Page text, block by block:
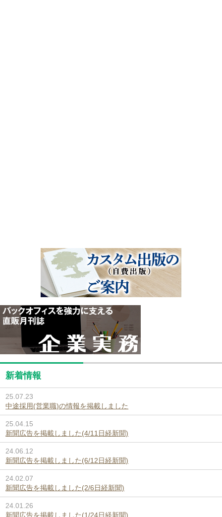
新着情報
25.07.23
中途採用(営業職)の情報を掲載しました
25.04.15
新聞広告を掲載しました(4/11日経新聞)
24.06.12
新聞広告を掲載しました(6/12日経新聞)
24.02.07
新聞広告を掲載しました(2/6日経新聞)
24.01.26
新聞広告を掲載しました(1/24日経新聞)